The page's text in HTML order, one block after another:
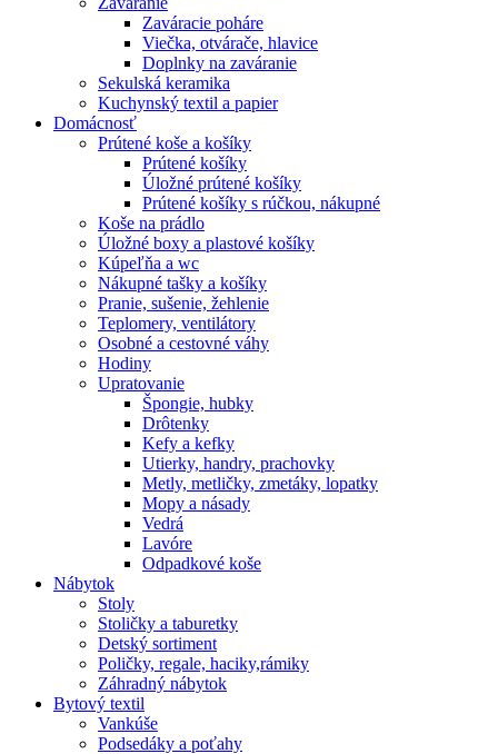
Zaváracie poháre
Viečka, otvárače, hlavice
Doplnky na zaváranie
Sekulská keramika
Kuchynský textil a papier
Domácnosť
Prútené koše a košíky
Prútené košíky
Úložné prútené košíky
Prútené košíky s rúčkou, nákupné
Koše na prádlo
Úložné boxy a plastové košíky
Kúpeľňa a wc
Nákupné tašky a košíky
Pranie, sušenie, žehlenie
Teplomery, ventilátory
Osobné a cestovné váhy
Hodiny
Upratovanie
Špongie, hubky
Drôtenky
Kefy a kefky
Utierky, handry, prachovky
Metly, metličky, zmetáky, lopatky
Mopy a násady
Vedrá
Lavóre
Odpadkové koše
Nábytok
Stoly
Stoličky a taburetky
Detský sortiment
Poličky, regale, haciky,rámiky
Záhradný nábytok
Bytový textil
Vankúše
Podsedáky a poťahy